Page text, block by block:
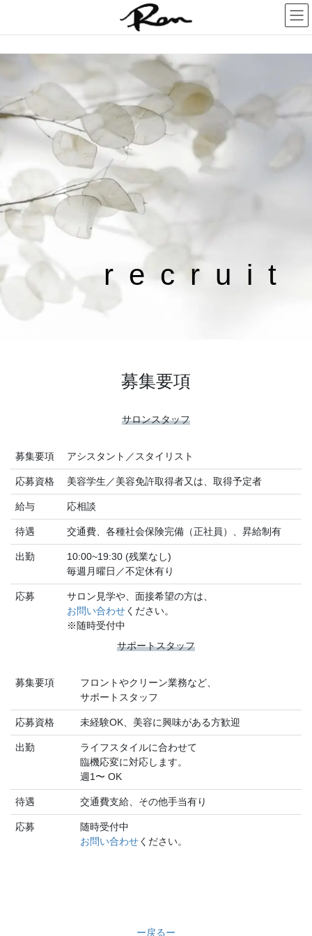
キ
ッ
に
移
recruit
募集要項
サロンスタッフ
募集要項 アシスタント／スタイリスト
応募資格 美容学生／美容免許取得者又は、取得予定者
給与 応相談
待遇 交通費、各種社会保険完備（正社員）、昇給制有
出勤
10:00~19:30 (残業なし)
毎週月曜日／不定休有り
応募
サロン見学や、面接希望の方は、
お問い合わせください。
※随時受付中
サポートスタッフ
募集要項
フロントやクリーン業務など、
サポートスタッフ
応募資格 未経験OK、美容に興味がある方歓迎
出勤
ライフスタイルに合わせて
臨機応変に対応します。
週1〜 OK
待遇 交通費支給、その他手当有り
応募
随時受付中
お問い合わせください。
ー戻るー